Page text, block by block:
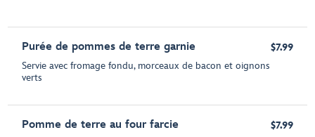
Purée de pommes de terre garnie
Servie avec fromage fondu, morceaux de bacon et oignons
verts
$7.99
Pomme de terre au four farcie $7.99